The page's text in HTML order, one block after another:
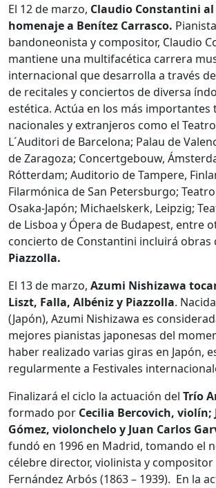
El 12 de marzo, Claudio Constantini
homenaje a Benítez Carrasco.
bandoneonista y compositor, Claudio
mantiene una multifacética carrera
internacional que desarrolla a través
de recitales y conciertos de diversa
estética. Actúa en los más importantes
nacionales y extranjeros como el
L´Auditori de Barcelona; Palau de
de Zaragoza; Concertgebouw,
Rótterdam; Auditorio de Tampere,
Filarmónica de San Petersburgo;
Osaka-Japón; Michaelskerk, Leipzig;
de Lisboa y Ópera de Budapest, entre
concierto de Constantini incluirá obras
Piazzolla.
El 13 de marzo, Azumi Nishizawa
Liszt, Falla, Albéniz y Piazzolla.
(Japón), Azumi Nishizawa es
mejores pianistas japonesas del
haber realizado varias giras en Japón,
regularmente a Festivales
Finalizará el ciclo la actuación del Trío
formado por Cecilia Bercovich, violín;
Gómez, violonchelo y Juan Carlos
fundó en 1996 en Madrid, tomando el
célebre director, violinista y
Fernández Arbós (1863 – 1939). En la